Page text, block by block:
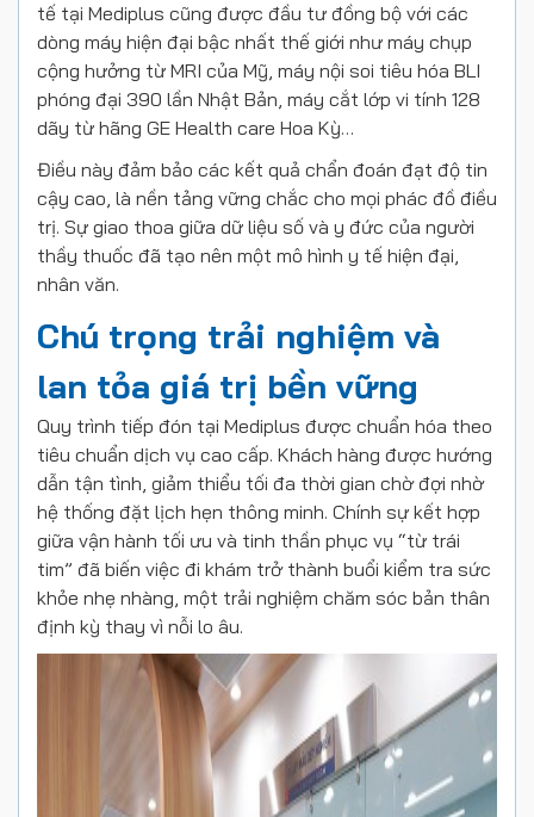
tế tại Mediplus cũng được đầu tư đồng bộ với các
dòng máy hiện đại bậc nhất thế giới như máy chụp
cộng hưởng từ MRI của Mỹ, máy nội soi tiêu hóa BLI
phóng đại 390 lần Nhật Bản, máy cắt lớp vi tính 128
dãy từ hãng GE Health care Hoa Kỳ…
Điều này đảm bảo các kết quả chẩn đoán đạt độ tin
cậy cao, là nền tảng vững chắc cho mọi phác đồ điều
trị. Sự giao thoa giữa dữ liệu số và y đức của người
thầy thuốc đã tạo nên một mô hình y tế hiện đại,
nhân văn.
Chú trọng trải nghiệm và
lan tỏa giá trị bền vững
Quy trình tiếp đón tại Mediplus được chuẩn hóa theo
tiêu chuẩn dịch vụ cao cấp. Khách hàng được hướng
dẫn tận tình, giảm thiểu tối đa thời gian chờ đợi nhờ
hệ thống đặt lịch hẹn thông minh. Chính sự kết hợp
giữa vận hành tối ưu và tinh thần phục vụ “từ trái
tim” đã biến việc đi khám trở thành buổi kiểm tra sức
khỏe nhẹ nhàng, một trải nghiệm chăm sóc bản thân
định kỳ thay vì nỗi lo âu.